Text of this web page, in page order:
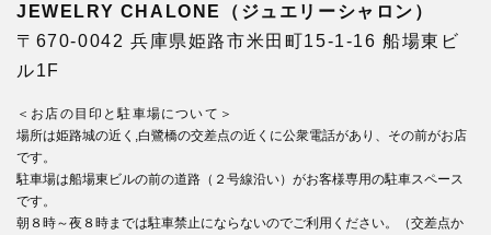
JEWELRY CHALONE（ジュエリーシャロン）
〒670-0042 兵庫県姫路市米田町15-1-16 船場東ビ
ル1F
＜お店の目印と駐車場について＞
場所は姫路城の近く,白鷺橋の交差点の近くに公衆電話があり、その前がお店
です。
駐車場は船場東ビルの前の道路（２号線沿い）がお客様専用の駐車スペース
です。
朝８時～夜８時までは駐車禁止にならないのでご利用ください。（交差点か